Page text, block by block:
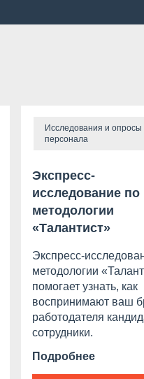
Исследования и опросы
персонала
Экспресс-
исследование по
методологии
«Талантист»
Экспресс-
методологии
помогает узнать, как
воспринимают ваш
работодателя
сотрудники.
Подробнее